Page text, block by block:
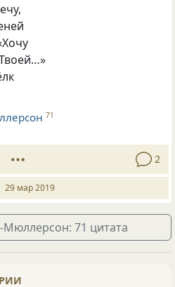
71
2
29 мар 2019
71 цитата